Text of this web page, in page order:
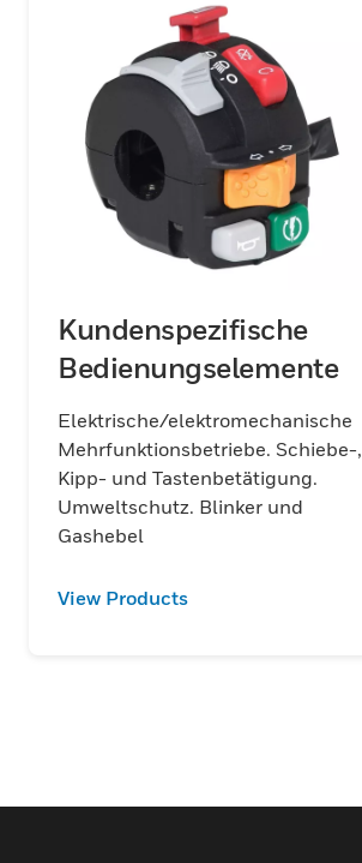
Kundenspezifische
Bedienungselemente
Elektrische/elektromechanische
Mehrfunktionsbetriebe. Schiebe-,
Kipp- und Tastenbetätigung.
Umweltschutz. Blinker und
Gashebel
View Products